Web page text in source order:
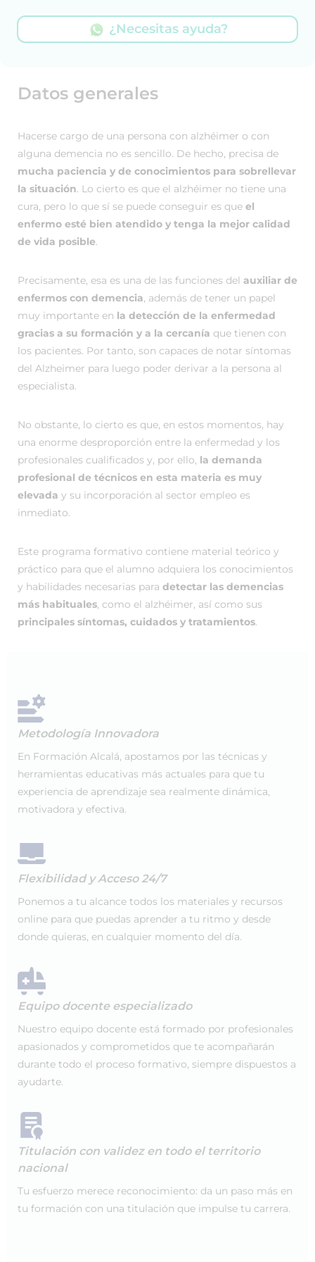
Datos generales
Hacerse cargo de una persona con alzhéimer o con
alguna demencia no es sencillo. De hecho, precisa de
mucha paciencia y de conocimientos para sobrellevar
la situación. Lo cierto es que el alzhéimer no tiene una
cura, pero lo que sí se puede conseguir es que el
enfermo esté bien atendido y tenga la mejor calidad
de vida posible.
Precisamente, esa es una de las funciones del auxiliar de
enfermos con demencia, además de tener un papel
muy importante en la detección de la enfermedad
gracias a su formación y a la cercanía que tienen con
los pacientes. Por tanto, son capaces de notar síntomas
del Alzheimer para luego poder derivar a la persona al
especialista.
No obstante, lo cierto es que, en estos momentos, hay
una enorme desproporción entre la enfermedad y los
profesionales cualificados y, por ello, la demanda
profesional de técnicos en esta materia es muy
elevada y su incorporación al sector empleo es
inmediato.
Este programa formativo contiene material teórico y
práctico para que el alumno adquiera los conocimientos
y habilidades necesarias para detectar las demencias
más habituales, como el alzhéimer, así como sus
principales síntomas, cuidados y tratamientos.
Metodología Innovadora
En Formación Alcalá, apostamos por las técnicas y
herramientas educativas más actuales para que tu
experiencia de aprendizaje sea realmente dinámica,
motivadora y efectiva.
Flexibilidad y Acceso 24/7
Ponemos a tu alcance todos los materiales y recursos
online para que puedas aprender a tu ritmo y desde
donde quieras, en cualquier momento del día.
Equipo docente especializado
Nuestro equipo docente está formado por profesionales
apasionados y comprometidos que te acompañarán
durante todo el proceso formativo, siempre dispuestos a
ayudarte.
Titulación con validez en todo el territorio
nacional
Tu esfuerzo merece reconocimiento: da un paso más en
tu formación con una titulación que impulse tu carrera.
¿Necesitas ayuda?